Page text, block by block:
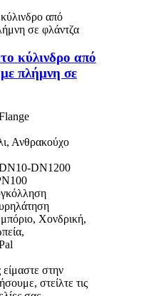
κύλινδρο από
πλήμνη σε
Ανθρακούχο
DN1200
Χονδρική,
στην
στείλτε τις